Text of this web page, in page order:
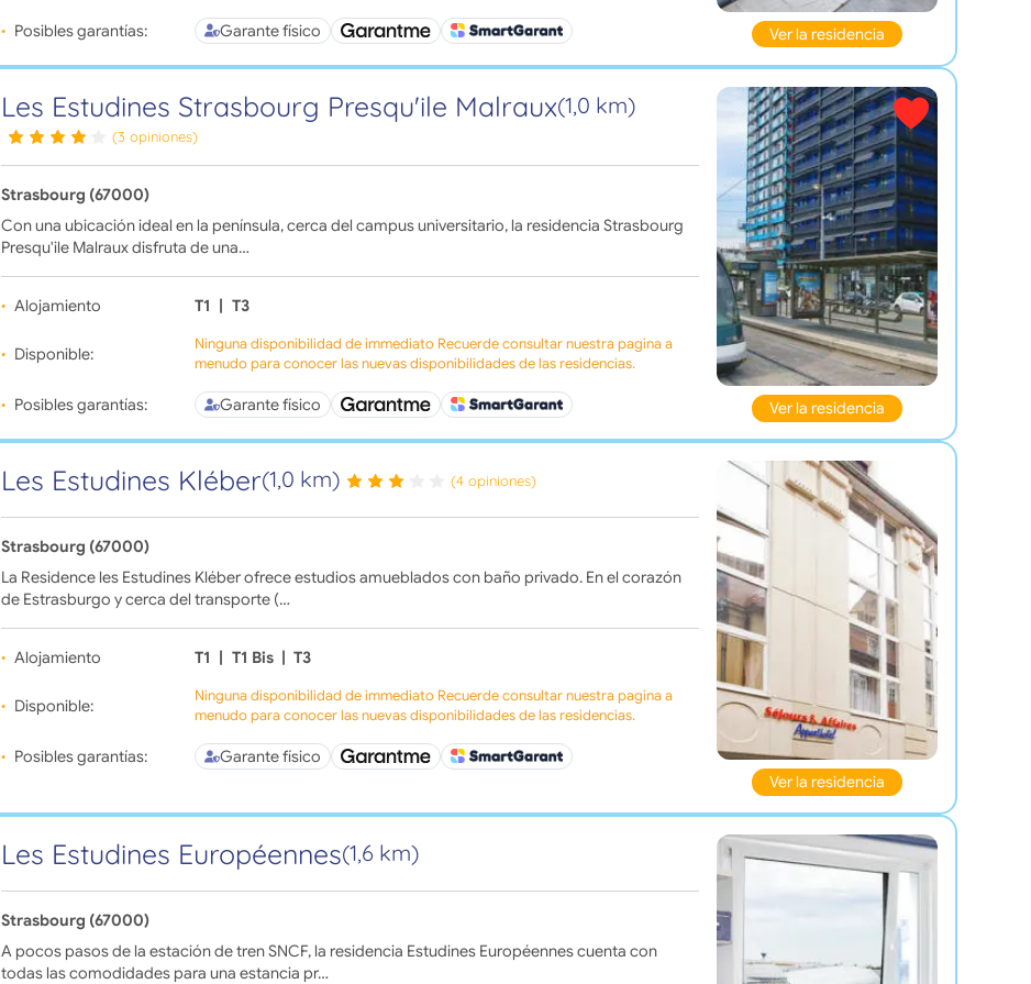
Posibles garantías: Garante físico Ver la residencia
Les Estudines Strasbourg Presqu'ile Malraux(1,0 km)
(3 opiniones)
Strasbourg (67000)
Con una ubicación ideal en la península, cerca del campus universitario, la residencia Strasbourg
Presqu'ile Malraux disfruta de una…
Alojamiento T1 | T3
Disponible:
Ninguna disponibilidad de immediato Recuerde consultar nuestra pagina a
menudo para conocer las nuevas disponibilidades de las residencias.
Posibles garantías: Garante físico Ver la residencia
Les Estudines Kléber(1,0 km) (4 opiniones)
Strasbourg (67000)
La Residence les Estudines Kléber ofrece estudios amueblados con baño privado. En el corazón
de Estrasburgo y cerca del transporte (…
Alojamiento T1 | T1 Bis | T3
Disponible:
Ninguna disponibilidad de immediato Recuerde consultar nuestra pagina a
menudo para conocer las nuevas disponibilidades de las residencias.
Posibles garantías:
Garante físico
Ver la residencia
Les Estudines Européennes(1,6 km)
Strasbourg (67000)
A pocos pasos de la estación de tren SNCF, la residencia Estudines Européennes cuenta con
todas las comodidades para una estancia pr…